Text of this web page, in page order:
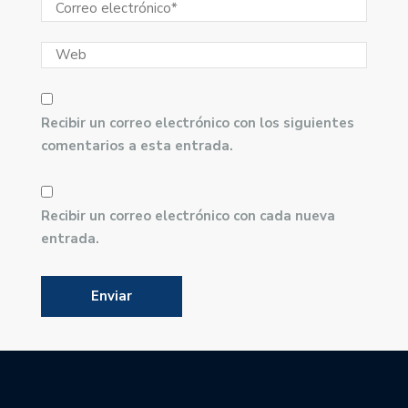
Recibir un correo electrónico con los siguientes
comentarios a esta entrada.
Recibir un correo electrónico con cada nueva
entrada.